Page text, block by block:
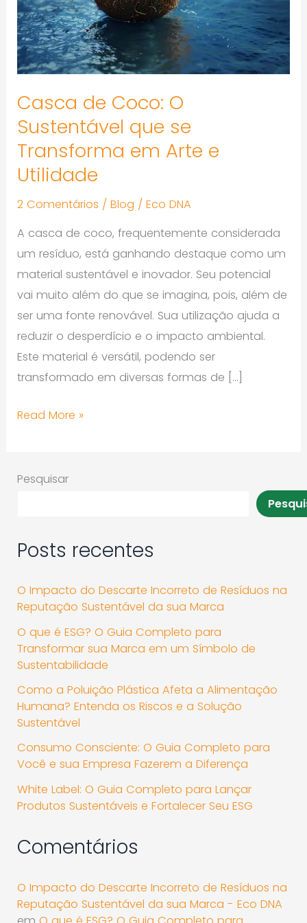
Casca de Coco: O
Sustentável que se
Transforma em Arte e
Utilidade
2 Comentários /Blog /Eco DNA
A casca de coco, frequentemente considerada
um resíduo, está ganhando destaque como um
material sustentável e inovador. Seu potencial
vai muito além do que se imagina, pois, além de
ser uma fonte renovável. Sua utilização ajuda a
reduzir o desperdício e o impacto ambiental.
Este material é versátil, podendo ser
transformado em diversas formas de […]
que
se
Transforma
em
e
Utilidade
Read More »
Pesquisar
Posts recentes
O Impacto do Descarte Incorreto de Resíduos na
Reputação Sustentável da sua Marca
O que é ESG? O Guia Completo para
Transformar sua Marca em um Símbolo de
Sustentabilidade
Como a Poluição Plástica Afeta a Alimentação
Humana? Entenda os Riscos e a Solução
Sustentável
Consumo Consciente: O Guia Completo para
Você e sua Empresa Fazerem a Diferença
White Label: O Guia Completo para Lançar
Produtos Sustentáveis e Fortalecer Seu ESG
Comentários
O Impacto do Descarte Incorreto de Resíduos na
Reputação Sustentável da sua Marca - Eco DNA